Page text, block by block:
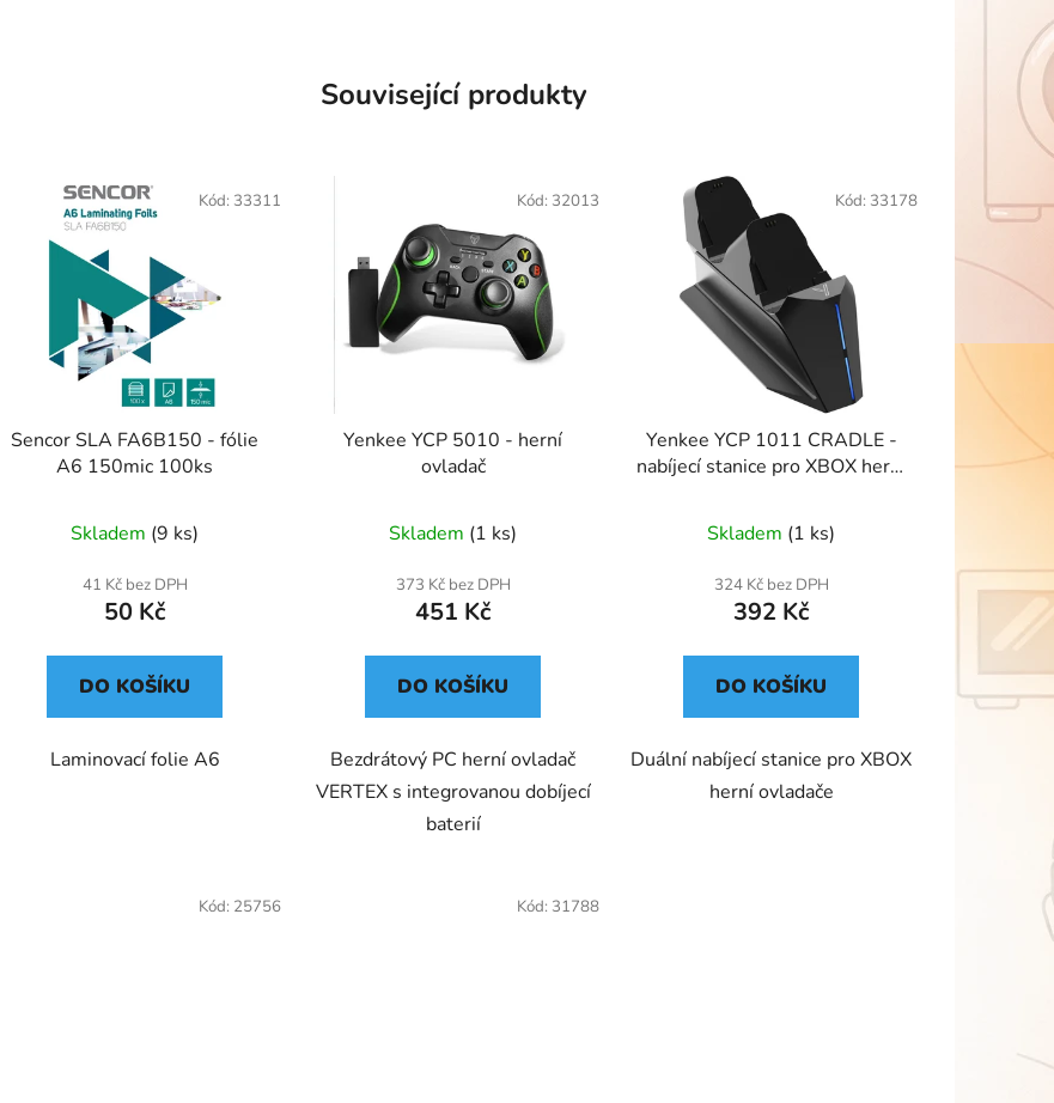
Související produkty
Sencor SLA FA6B150 - fólie
A6 150mic 100ks
Skladem (9 ks)
41 Kč bez DPH
50 Kč
DO KOŠÍKU
Laminovací folie A6
Kód: 33311
Yenkee YCP 5010 - herní
ovladač
Skladem (1 ks)
373 Kč bez DPH
451 Kč
DO KOŠÍKU
Bezdrátový PC herní ovladač
VERTEX s integrovanou dobíjecí
baterií
Kód: 32013
Yenkee YCP 1011 CRADLE -
nabíjecí stanice pro XBOX herní
Skladem (1 ks)
324 Kč bez DPH
392 Kč
DO KOŠÍKU
Duální nabíjecí stanice pro XBOX
herní ovladače
Kód: 33178
Kód: 25756 Kód: 31788